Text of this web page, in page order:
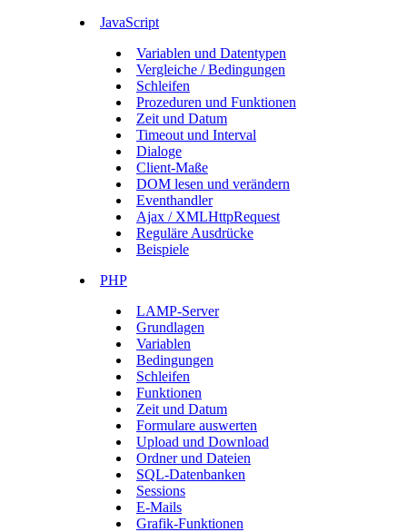
JavaScript
Variablen und Datentypen
Vergleiche / Bedingungen
Schleifen
Prozeduren und Funktionen
Zeit und Datum
Timeout und Interval
Dialoge
Client-Maße
DOM lesen und verändern
Eventhandler
Ajax / XMLHttpRequest
Reguläre Ausdrücke
Beispiele
PHP
LAMP-Server
Grundlagen
Variablen
Bedingungen
Schleifen
Funktionen
Zeit und Datum
Formulare auswerten
Upload und Download
Ordner und Dateien
SQL-Datenbanken
Sessions
E-Mails
Grafik-Funktionen